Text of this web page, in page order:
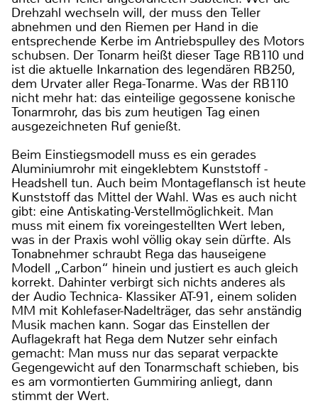
Drehzahl wechseln will, der muss den Teller
abnehmen und den Riemen per Hand in die
entsprechende Kerbe im Antriebspulley des Motors
schubsen. Der Tonarm heißt dieser Tage RB110 und
ist die aktuelle Inkarnation des legendären RB250,
dem Urvater aller Rega-Tonarme. Was der RB110
nicht mehr hat: das einteilige gegossene konische
Tonarmrohr, das bis zum heutigen Tag einen
ausgezeichneten Ruf genießt.
Beim Einstiegsmodell muss es ein gerades
Aluminiumrohr mit eingeklebtem Kunststoff -
Headshell tun. Auch beim Montageflansch ist heute
Kunststoff das Mittel der Wahl. Was es auch nicht
gibt: eine Antiskating-Verstellmöglichkeit. Man
muss mit einem fix voreingestellten Wert leben,
was in der Praxis wohl völlig okay sein dürfte. Als
Tonabnehmer schraubt Rega das hauseigene
Modell „Carbon“ hinein und justiert es auch gleich
korrekt. Dahinter verbirgt sich nichts anderes als
der Audio Technica- Klassiker AT-91, einem soliden
MM mit Kohlefaser-Nadelträger, das sehr anständig
Musik machen kann. Sogar das Einstellen der
Auflagekraft hat Rega dem Nutzer sehr einfach
gemacht: Man muss nur das separat verpackte
Gegengewicht auf den Tonarmschaft schieben, bis
es am vormontierten Gummiring anliegt, dann
stimmt der Wert.